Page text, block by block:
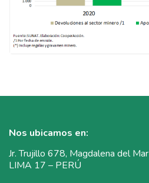
Nos ubicamos en:
Jr. Trujillo 678, Magdalena del Mar
LIMA 17 – PERÚ